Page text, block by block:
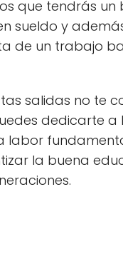
que tendrás un
sueldo y
de un trabajo
salidas no te
dedicarte a
labor
la buena